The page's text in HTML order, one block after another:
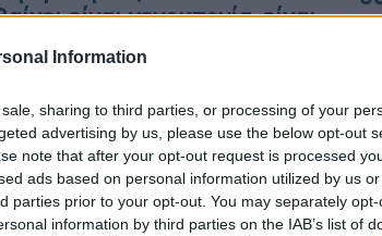
Information
sharing to third parties, or processing of your
advertising by us, please use the below opt-out
note that after your opt-out request is processed
ads based on personal information utilized by us
parties prior to your opt-out. You may separately
information by third parties on the IAB’s list of
είναι γενοκτονία, είναι
με θυμό και σκληρή γλώσσα
διαδραματίζονται στη Λωρίδα